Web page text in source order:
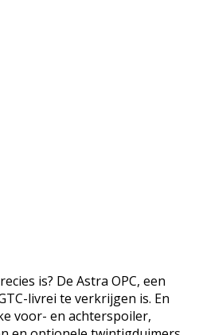
is? De Astra OPC, een
livrei te verkrijgen is. En
voor- en achterspoiler,